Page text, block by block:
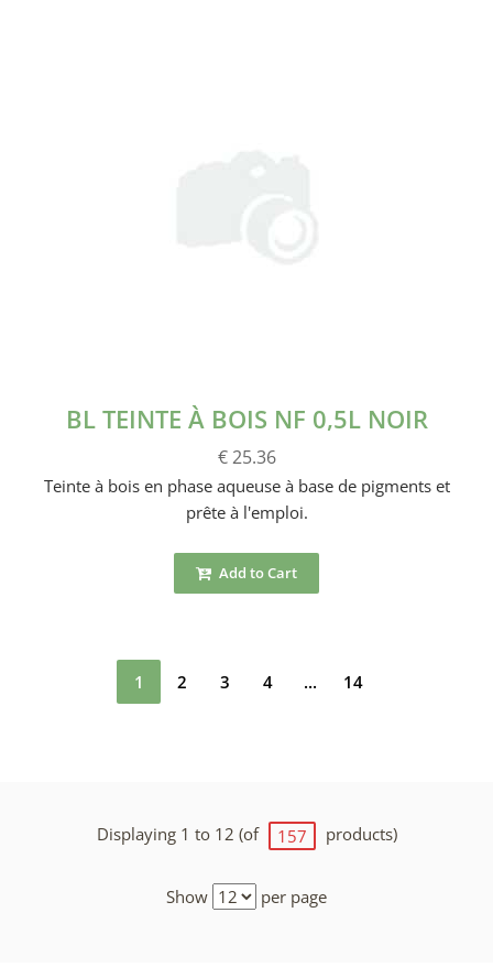
BL TEINTE À BOIS NF 0,5L NOIR
€ 25.36
Teinte à bois en phase aqueuse à base de pigments et
prête à l'emploi.
Add to Cart
1 2 3 4 ... 14
Displaying 1 to 12 (of 157 products)
Show per page